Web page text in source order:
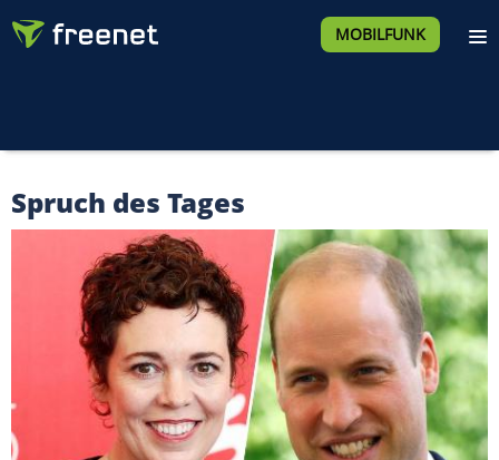
MOBILFUNK
Spruch des Tages